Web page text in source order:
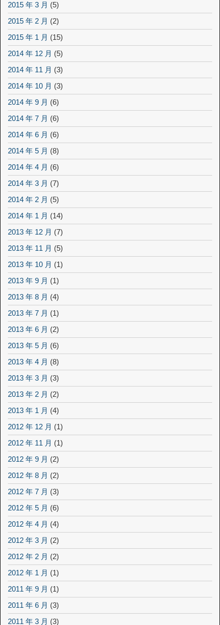
2015 年 3 月 (5)
2015 年 2 月 (2)
2015 年 1 月 (15)
2014 年 12 月 (5)
2014 年 11 月 (3)
2014 年 10 月 (3)
2014 年 9 月 (6)
2014 年 7 月 (6)
2014 年 6 月 (6)
2014 年 5 月 (8)
2014 年 4 月 (6)
2014 年 3 月 (7)
2014 年 2 月 (5)
2014 年 1 月 (14)
2013 年 12 月 (7)
2013 年 11 月 (5)
2013 年 10 月 (1)
2013 年 9 月 (1)
2013 年 8 月 (4)
2013 年 7 月 (1)
2013 年 6 月 (2)
2013 年 5 月 (6)
2013 年 4 月 (8)
2013 年 3 月 (3)
2013 年 2 月 (2)
2013 年 1 月 (4)
2012 年 12 月 (1)
2012 年 11 月 (1)
2012 年 9 月 (2)
2012 年 8 月 (2)
2012 年 7 月 (3)
2012 年 5 月 (6)
2012 年 4 月 (4)
2012 年 3 月 (2)
2012 年 2 月 (2)
2012 年 1 月 (1)
2011 年 9 月 (1)
2011 年 6 月 (3)
2011 年 3 月 (3)